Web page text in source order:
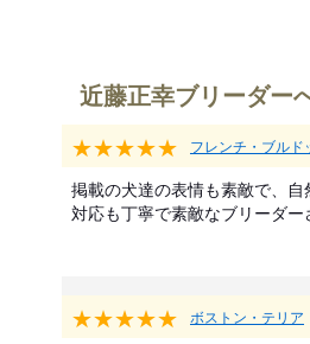
近藤正幸ブリーダー
★★★★★ フレンチ・ブルド
掲載の犬達の表情も素敵で、
対応も丁寧で素敵なブリーダー
★★★★★ ボストン・テリア